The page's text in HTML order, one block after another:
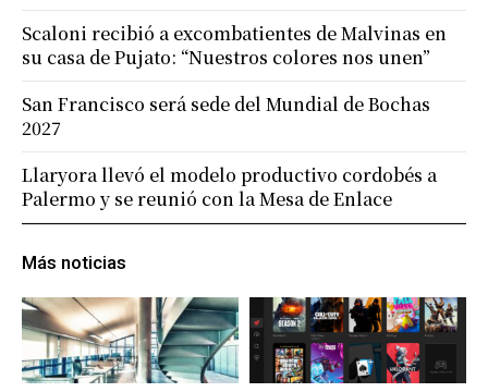
Más noticias
Scaloni recibió a excombatientes de Malvinas en
su casa de Pujato: “Nuestros colores nos unen”
San Francisco será sede del Mundial de Bochas
2027
Llaryora llevó el modelo productivo cordobés a
Palermo y se reunió con la Mesa de Enlace